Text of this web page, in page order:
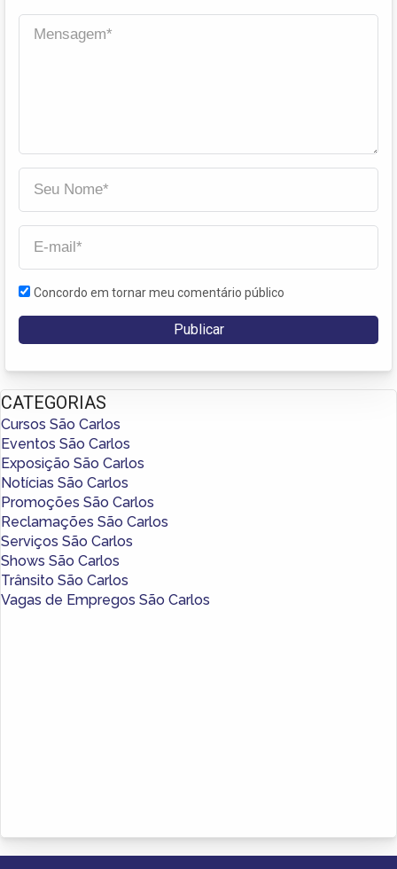
Concordo em tornar meu comentário público
CATEGORIAS
Cursos São Carlos
Eventos São Carlos
Exposição São Carlos
Notícias São Carlos
Promoções São Carlos
Reclamações São Carlos
Serviços São Carlos
Shows São Carlos
Trânsito São Carlos
Vagas de Empregos São Carlos